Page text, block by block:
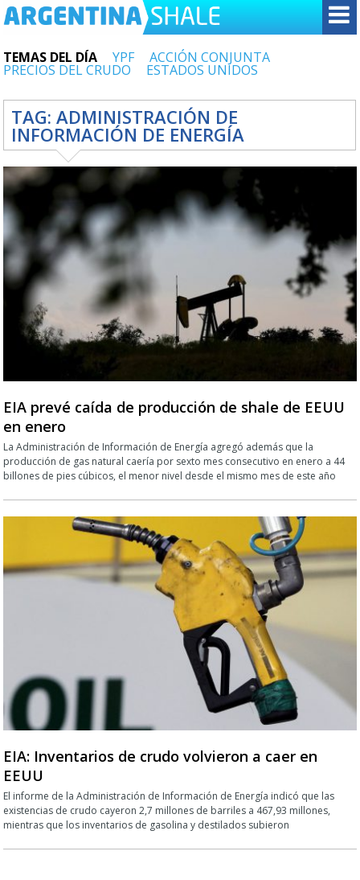
TEMAS DEL DÍA YPF ACCIÓN CONJUNTA
PRECIOS DEL CRUDO ESTADOS UNIDOS
TAG:ADMINISTRACIÓN DE
INFORMACIÓN DE ENERGÍA
EIA prevé caída de producción de shale de EEUU
en enero
La Administración de Información de Energía agregó además que la
producción de gas natural caería por sexto mes consecutivo en enero a 44
billones de pies cúbicos, el menor nivel desde el mismo mes de este año
EIA: Inventarios de crudo volvieron a caer en
EEUU
El informe de la Administración de Información de Energía indicó que las
existencias de crudo cayeron 2,7 millones de barriles a 467,93 millones,
mientras que los inventarios de gasolina y destilados subieron